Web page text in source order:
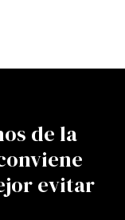
de la
evitar